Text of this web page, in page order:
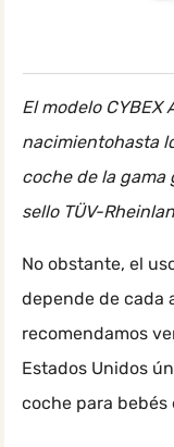
El modelo CYBEX
nacimientohasta
coche de la gama
sello TÜV-
No obstante, el
depende de cada
recomendamos
Estados Unidos
coche para bebés